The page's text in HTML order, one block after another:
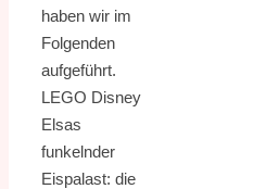
haben wir im
Folgenden
aufgeführt.
LEGO Disney
Elsas
funkelnder
Eispalast: die